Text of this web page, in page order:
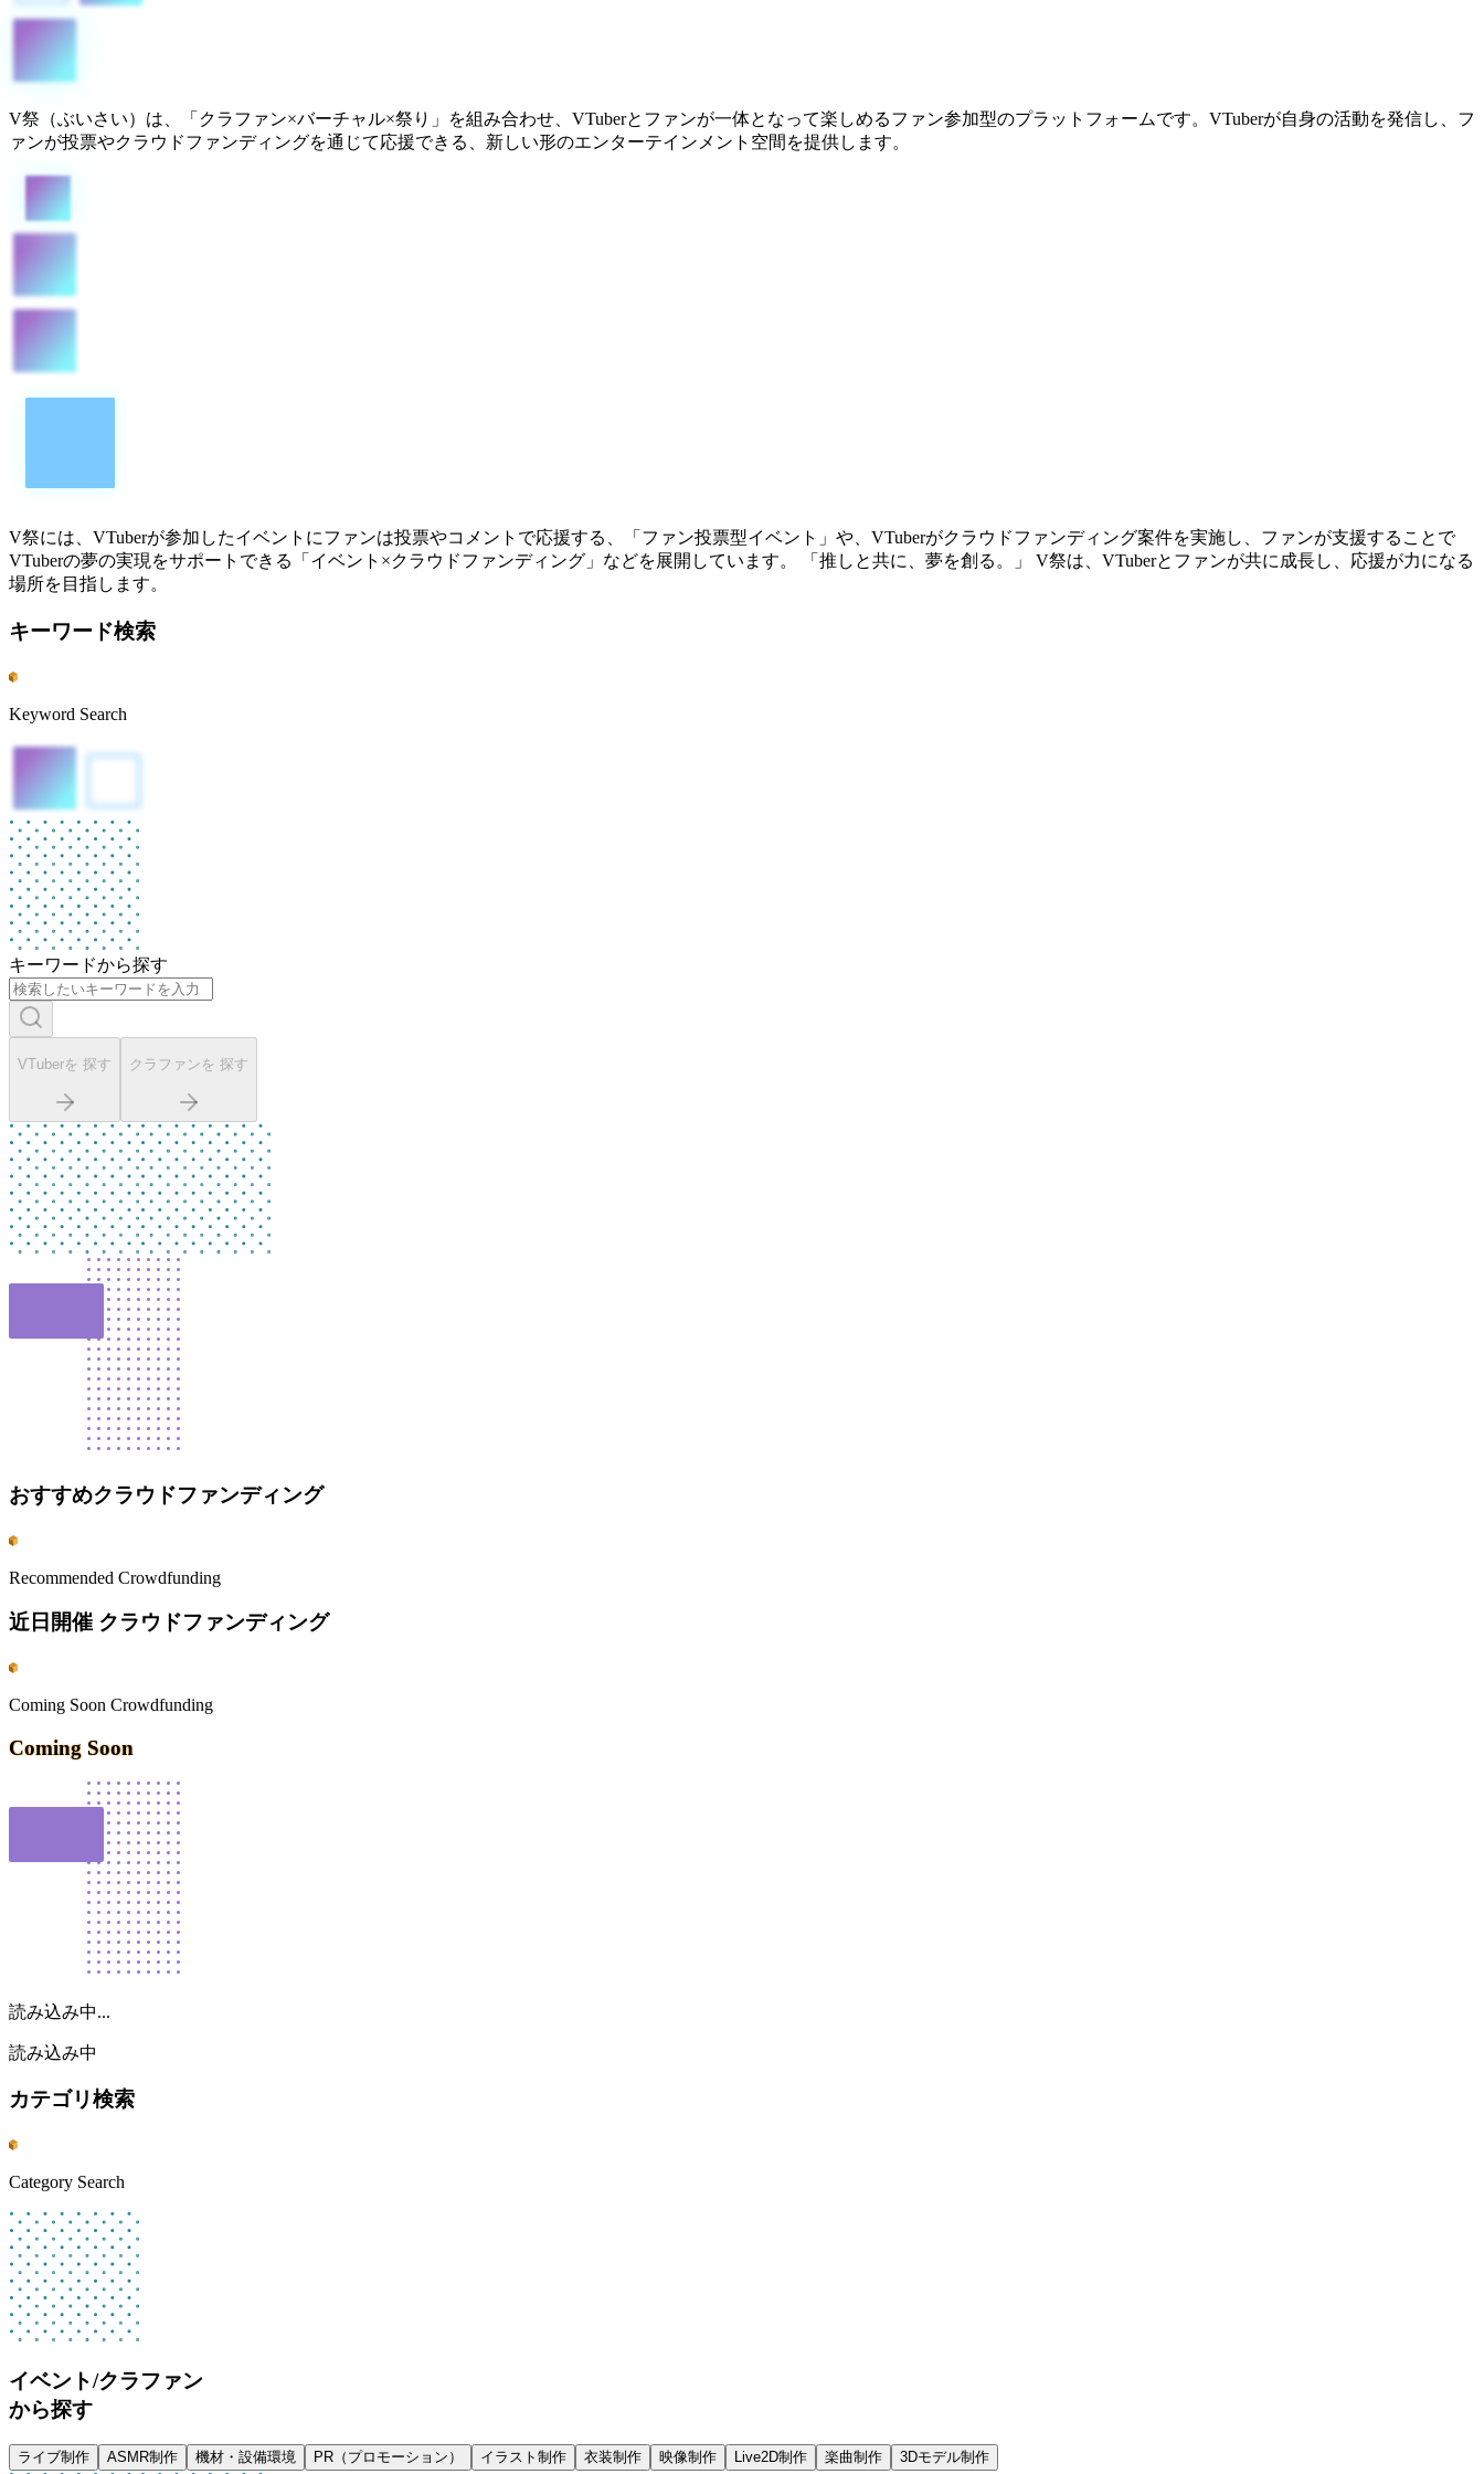
V祭（ぶいさい）は、「クラファン×バーチャル×祭り」を組み合わせ、VTuberとファンが一体となって楽しめるファン参加型のプラットフォームです。VTuberが自身の活動を発信し、フ
ァンが投票やクラウドファンディングを通じて応援できる、新しい形のエンターテインメント空間を提供します。
V祭には、VTuberが参加したイベントにファンは投票やコメントで応援する、「ファン投票型イベント」や、VTuberがクラウドファンディング案件を実施し、ファンが支援することで
VTuberの夢の実現をサポートできる「イベント×クラウドファンディング」などを展開しています。 「推しと共に、夢を創る。」 V祭は、VTuberとファンが共に成長し、応援が力になる
場所を目指します。
キーワード検索
Keyword Search
キーワードから探す
VTuberを 探す クラファンを 探す
おすすめクラウドファンディング
Recommended Crowdfunding
近日開催 クラウドファンディング
Coming Soon Crowdfunding
Coming Soon
読み込み中...
読み込み中
カテゴリ検索
Category Search
イベント/クラファン
から探す
ライブ制作 ASMR制作 機材・設備環境 PR（プロモーション） イラスト制作 衣装制作 映像制作 Live2D制作 楽曲制作 3Dモデル制作